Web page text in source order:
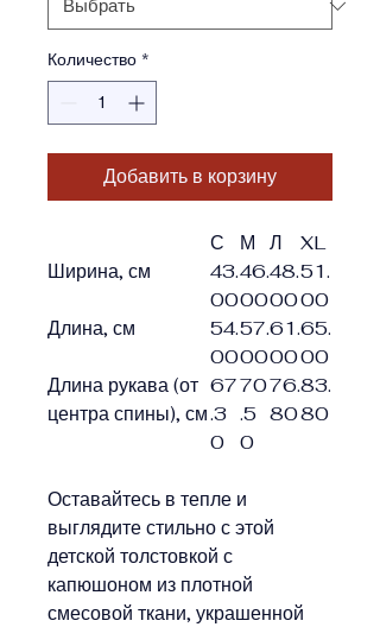
Количество *
Добавить в корзину
С М Л
XL
Ширина, см
43.
00
46.
00
48.
00
51.
00
Длина, см
54.
00
57.
00
61.
00
65.
00
Длина рукава (от
центра спины), см
67
.3
0
70
.5
0
76.
80
83.
80
Оставайтесь в тепле и
выглядите стильно с этой
детской толстовкой с
капюшоном из плотной
смесовой ткани, украшенной